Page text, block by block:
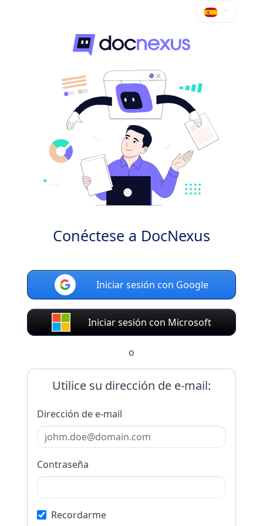
Conéctese a DocNexus
Iniciar sesión con Google
Iniciar sesión con Microsoft
o
Utilice su dirección de e-mail:
Dirección de e-mail
Contraseña
Recordarme